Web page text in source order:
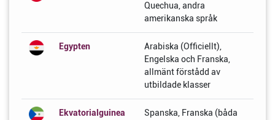
Quechua, andra
amerikanska språk
Egypten
Arabiska (Officiellt),
Engelska och Franska,
allmänt förstådd av
utbildade klasser
Ekvatorialguinea
Spanska, Franska (båda